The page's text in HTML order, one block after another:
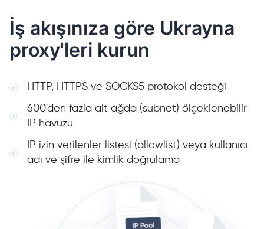
İş akışınıza göre Ukrayna
proxy'leri kurun
HTTP, HTTPS ve SOCKS5 protokol desteği
600'den fazla alt ağda (subnet) ölçeklenebilir
IP havuzu
IP izin verilenler listesi (allowlist) veya kullanıcı
adı ve şifre ile kimlik doğrulama